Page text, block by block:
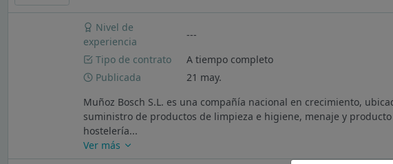
Nivel de
experiencia
---
Tipo de contrato
A tiempo completo
Publicada
21 may.
Muñoz Bosch S.L. es una compañía nacional en crecimiento,
suministro de productos de limpieza e higiene, menaje y
hostelería...
Ver más